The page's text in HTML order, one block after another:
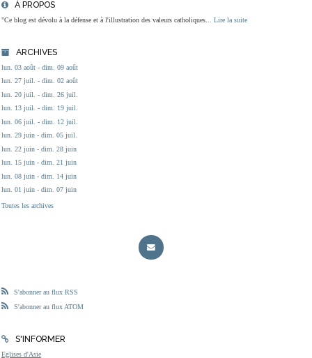
À PROPOS
"Ce blog est dévolu à la défense et à l'illustration des valeurs catholiques... Lire la suite
ARCHIVES
lun. 03 août - dim. 09 août
lun. 27 juil. - dim. 02 août
lun. 20 juil. - dim. 26 juil.
lun. 13 juil. - dim. 19 juil.
lun. 06 juil. - dim. 12 juil.
lun. 29 juin - dim. 05 juil.
lun. 22 juin - dim. 28 juin
lun. 15 juin - dim. 21 juin
lun. 08 juin - dim. 14 juin
lun. 01 juin - dim. 07 juin
Toutes les archives
S'abonner au flux RSS
S'abonner au flux ATOM
S'INFORMER
Eglises d'Asie